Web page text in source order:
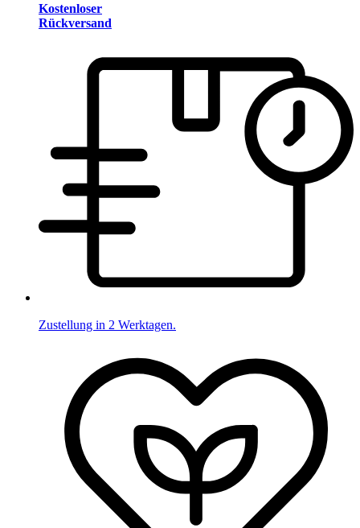
Kostenloser
Rückversand
Zustellung in 2 Werktagen.